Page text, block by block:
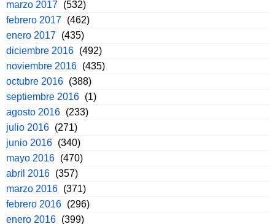
marzo 2017 (532)
febrero 2017 (462)
enero 2017 (435)
diciembre 2016 (492)
noviembre 2016 (435)
octubre 2016 (388)
septiembre 2016 (1)
agosto 2016 (233)
julio 2016 (271)
junio 2016 (340)
mayo 2016 (470)
abril 2016 (357)
marzo 2016 (371)
febrero 2016 (296)
enero 2016 (399)